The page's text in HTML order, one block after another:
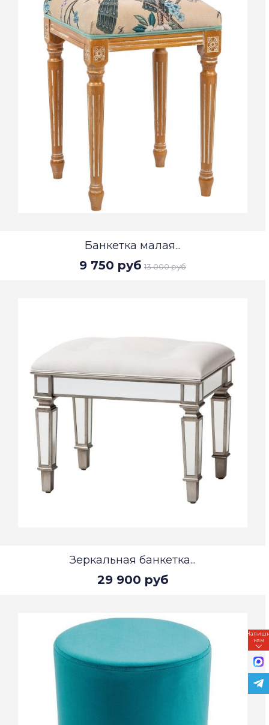
Банкетка малая...
9 750 руб 13 000 руб
Зеркальная банкетка...
29 900 руб
нам